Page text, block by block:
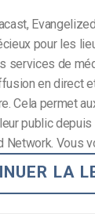
pour les
services de
en direct
Cela permet
public
Network. Vous
LA